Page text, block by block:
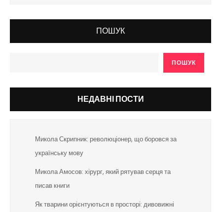
ПОШУК
ПОШУК
НЕДАВНІ ПОСТИ
Микола Скрипник: революціонер, що боровся за
українську мову
Микола Амосов: хірург, який рятував серця та
писав книги
Як тварини орієнтуються в просторі: дивовижні